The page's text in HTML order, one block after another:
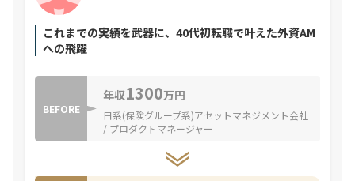
これまでの実績を武器に、40代初転職で叶えた外資AM
への飛躍
BEFORE
年収1300万円
日系(保険グループ系)アセットマネジメント会社
/ プロダクトマネージャー